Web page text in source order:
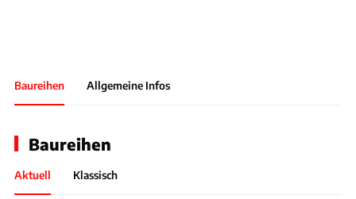
Baureihen Allgemeine Infos
Baureihen
Aktuell Klassisch